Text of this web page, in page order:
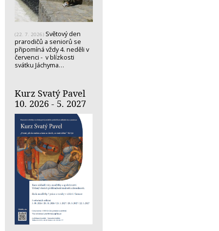
(22. 7. 2026) Světový den
prarodičů a seniorů se
připomíná vždy 4. neděli v
červenci - v blízkosti
svátku Jáchyma…
Kurz Svatý Pavel
10. 2026 - 5. 2027